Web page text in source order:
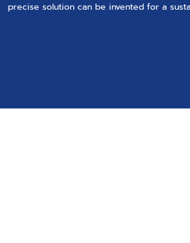
precise solution can be invented for a